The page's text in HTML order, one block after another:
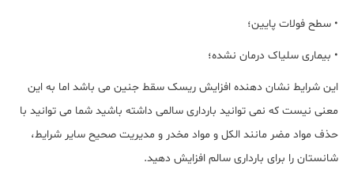
• سطح فولات پایین؛
• بیماری سلیاک درمان نشده؛
این شرایط نشان دهنده افزایش ریسک سقط جنین می باشد اما به این
معنی نیست که نمی توانید بارداری سالمی داشته باشید شما می توانید با
حذف مواد مضر مانند الکل و مواد مخدر و مدیریت صحیح سایر شرایط،
شانستان را برای بارداری سالم افزایش دهید.